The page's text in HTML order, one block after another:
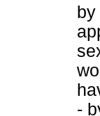
by
-